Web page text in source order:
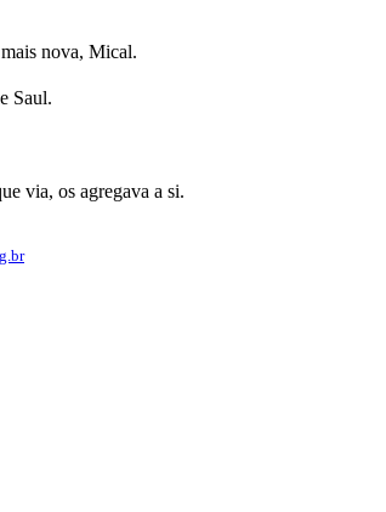
nova, Mical.
Saul.
via, os agregava a si.